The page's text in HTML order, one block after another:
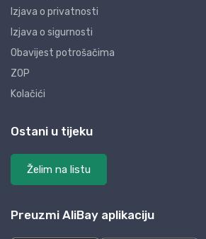
Izjava o privatnosti
Izjava o sigurnosti
Obavijest potrošačima
ZOP
Kolačići
Ostani u tijeku
Želim na listu
Preuzmi AliBay aplikaciju